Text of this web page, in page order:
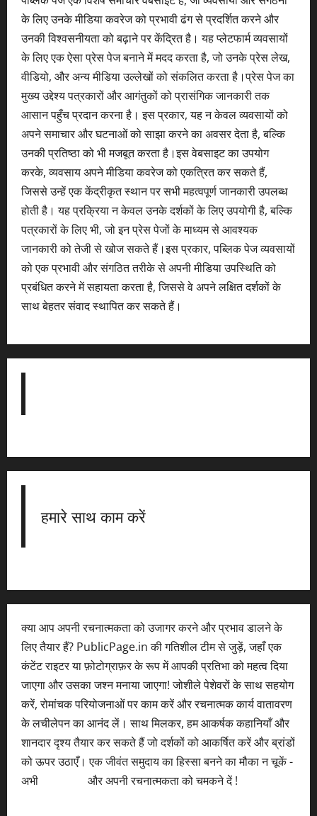
के लिए उनके मीडिया कवरेज को प्रभावी ढंग से प्रदर्शित करने और
उनकी विश्वसनीयता को बढ़ाने पर केंद्रित है। यह प्लेटफार्म व्यवसायों
के लिए एक ऐसा प्रेस पेज बनाने में मदद करता है, जो उनके प्रेस लेख,
वीडियो, और अन्य मीडिया उल्लेखों को संकलित करता है।प्रेस पेज का
मुख्य उद्देश्य पत्रकारों और आगंतुकों को प्रासंगिक जानकारी तक
आसान पहुँच प्रदान करना है। इस प्रकार, यह न केवल व्यवसायों को
अपने समाचार और घटनाओं को साझा करने का अवसर देता है, बल्कि
उनकी प्रतिष्ठा को भी मजबूत करता है।इस वेबसाइट का उपयोग
करके, व्यवसाय अपने मीडिया कवरेज को एकत्रित कर सकते हैं,
जिससे उन्हें एक केंद्रीकृत स्थान पर सभी महत्वपूर्ण जानकारी उपलब्ध
होती है। यह प्रक्रिया न केवल उनके दर्शकों के लिए उपयोगी है, बल्कि
पत्रकारों के लिए भी, जो इन प्रेस पेजों के माध्यम से आवश्यक
जानकारी को तेजी से खोज सकते हैं।इस प्रकार, पब्लिक पेज व्यवसायों
को एक प्रभावी और संगठित तरीके से अपनी मीडिया उपस्थिति को
प्रबंधित करने में सहायता करता है, जिससे वे अपने लक्षित दर्शकों के
साथ बेहतर संवाद स्थापित कर सकते हैं।
हमारे साथ काम करें
क्या आप अपनी रचनात्मकता को उजागर करने और प्रभाव डालने के
लिए तैयार हैं? PublicPage.in की गतिशील टीम से जुड़ें, जहाँ एक
कंटेंट राइटर या फ़ोटोग्राफ़र के रूप में आपकी प्रतिभा को महत्व दिया
जाएगा और उसका जश्न मनाया जाएगा! जोशीले पेशेवरों के साथ सहयोग
करें, रोमांचक परियोजनाओं पर काम करें और रचनात्मक कार्य वातावरण
के लचीलेपन का आनंद लें। साथ मिलकर, हम आकर्षक कहानियाँ और
शानदार दृश्य तैयार कर सकते हैं जो दर्शकों को आकर्षित करें और ब्रांडों
को ऊपर उठाएँ। एक जीवंत समुदाय का हिस्सा बनने का मौका न चूकें -
अभी
और अपनी रचनात्मकता को चमकने दें !